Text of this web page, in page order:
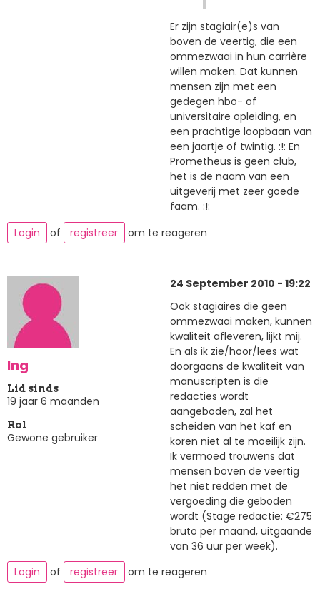
Er zijn stagiair(e)s van
boven de veertig, die een
ommezwaai in hun carrière
willen maken. Dat kunnen
mensen zijn met een
gedegen hbo- of
universitaire opleiding, en
een prachtige loopbaan van
een jaartje of twintig. :!: En
Prometheus is geen club,
het is de naam van een
uitgeverij met zeer goede
faam. :!:
Login
of registreer om te reageren
Ing
Lid sinds
19 jaar 6 maanden
Rol
Gewone gebruiker
24 September 2010 - 19:22
Ook stagiaires die geen
ommezwaai maken, kunnen
kwaliteit afleveren, lijkt mij.
En als ik zie/hoor/lees wat
doorgaans de kwaliteit van
manuscripten is die
redacties wordt
aangeboden, zal het
scheiden van het kaf en
koren niet al te moeilijk zijn.
Ik vermoed trouwens dat
mensen boven de veertig
het niet redden met de
vergoeding die geboden
wordt (Stage redactie: €275
bruto per maand, uitgaande
van 36 uur per week).
Login
of registreer om te reageren